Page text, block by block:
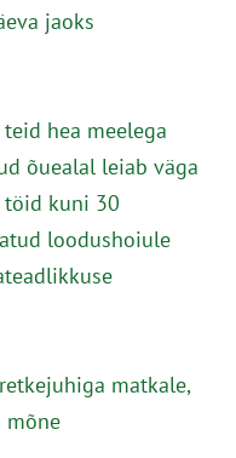
jaoks
hea meelega
õuealal leiab väga
töid kuni 30
loodushoiule
matkale,
mõne